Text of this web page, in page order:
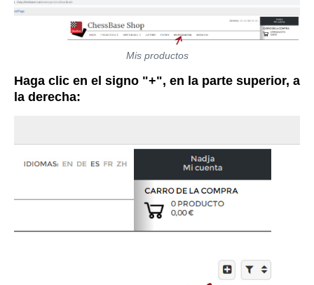
Mis productos
Haga clic en el signo "+", en la parte superior, a
la derecha: